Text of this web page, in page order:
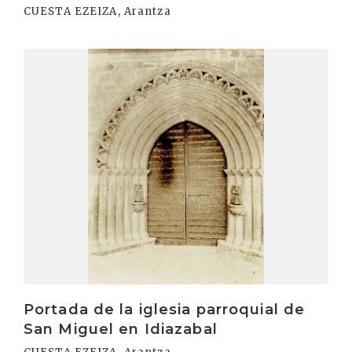
CUESTA EZEIZA, Arantza
Portada de la iglesia parroquial de
San Miguel en Idiazabal